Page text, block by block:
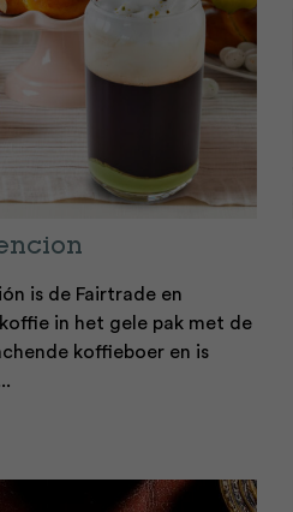
is de Fairtrade en
in het gele pak met de
koffieboer en is